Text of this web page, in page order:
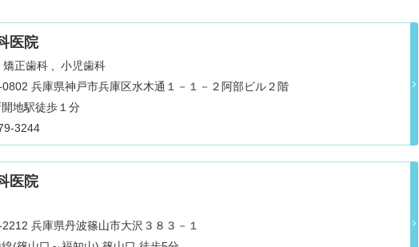
医院
矯正歯科
小児歯科
兵庫県神戸市兵庫区水木通１－１－２阿部ビル２階
地駅徒歩１分
3244
医院
兵庫県丹波篠山市大沢３８３－１